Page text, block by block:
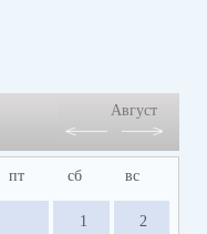
Август
пт сб вс
1 2